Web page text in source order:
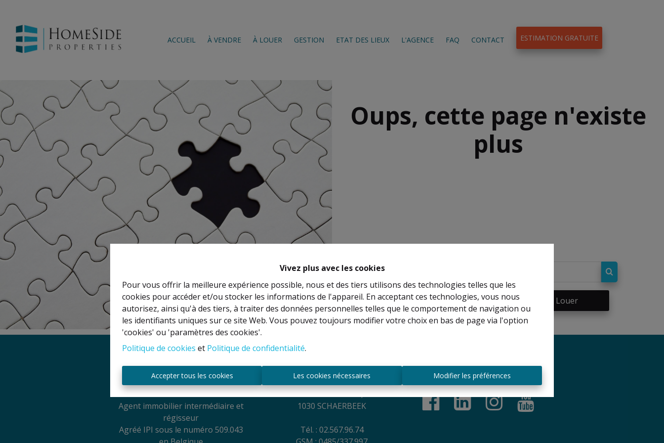
Vivez plus avec les cookies
Pour vous offrir la meilleure expérience possible, nous et des tiers utilisons des technologies telles que les
cookies pour accéder et/ou stocker les informations de l'appareil. En acceptant ces technologies, vous nous
autorisez, ainsi qu'à des tiers, à traiter des données personnelles telles que le comportement de navigation ou
les identifiants uniques sur ce site Web. Vous pouvez toujours modifier votre choix en bas de page via l'option
'cookies' ou 'paramètres des cookies'.
Politique de cookies et Politique de confidentialité.
Accepter tous les cookies Les cookies nécessaires Modifier les préférences
ACCUEIL À VENDRE À LOUER GESTION ETAT DES LIEUX L'AGENCE FAQ CONTACT ESTIMATION GRATUITE
Oups, cette page n'existe
plus
À Vendre À Louer
Mentions légales
Titulaire IPI: David GUNEL
Agent immobilier intermédiaire et
régisseur
Agréé IPI sous le numéro 509.043
Contact
Rue Anatole France, 44
1030 SCHAERBEEK
Tél. : 02.567.96.74